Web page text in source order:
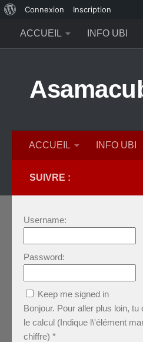
propos
de
Connexion Inscription
ACCUEIL
INFO UBI
ACCUEIL INFO UBI
SUIVRE :
Username:
Password:
Keep me signed in
Bonjour. Pour aller plus loin, tu dois résoudre
le calcul (Indique l\'élément
chiffre) *